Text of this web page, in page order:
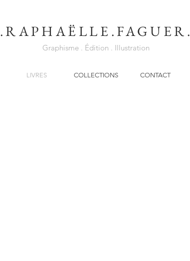
.RAPHAËLLE.FAGUER.
Graphisme . Édition . Illustration
LIVRES COLLECTIONS CONTACT